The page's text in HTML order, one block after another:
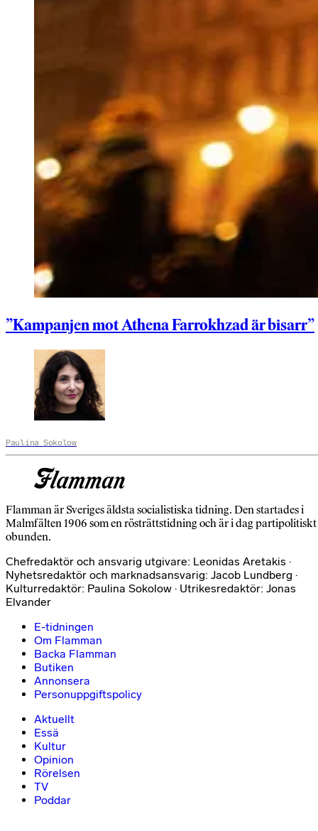
”Kampanjen mot Athena Farrokhzad är bisarr”
Paulina Sokolow
Flamman är Sveriges äldsta socialistiska tidning. Den startades i
Malmfälten 1906 som en rösträttstidning och är i dag partipolitiskt
obunden.
Chefredaktör och ansvarig utgivare: Leonidas Aretakis ·
Nyhetsredaktör och marknadsansvarig: Jacob Lundberg ·
Kulturredaktör: Paulina Sokolow · Utrikesredaktör: Jonas
Elvander
E-tidningen
Om Flamman
Backa Flamman
Butiken
Annonsera
Personuppgiftspolicy
Aktuellt
Essä
Kultur
Opinion
Rörelsen
TV
Poddar